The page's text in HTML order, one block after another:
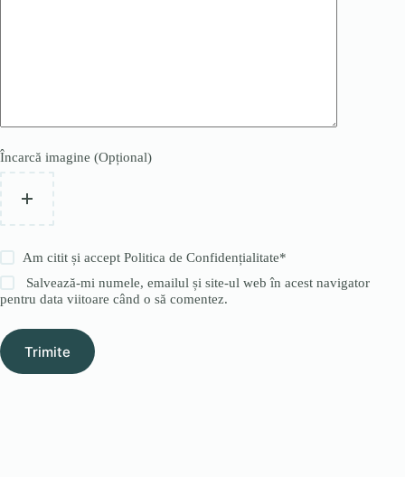
Încarcă imagine (Opțional)
Am citit și acceptPolitica de Confidențialitate*
Salvează-mi numele, emailul și site-ul web în acest navigator
pentru data viitoare când o să comentez.
Trimite